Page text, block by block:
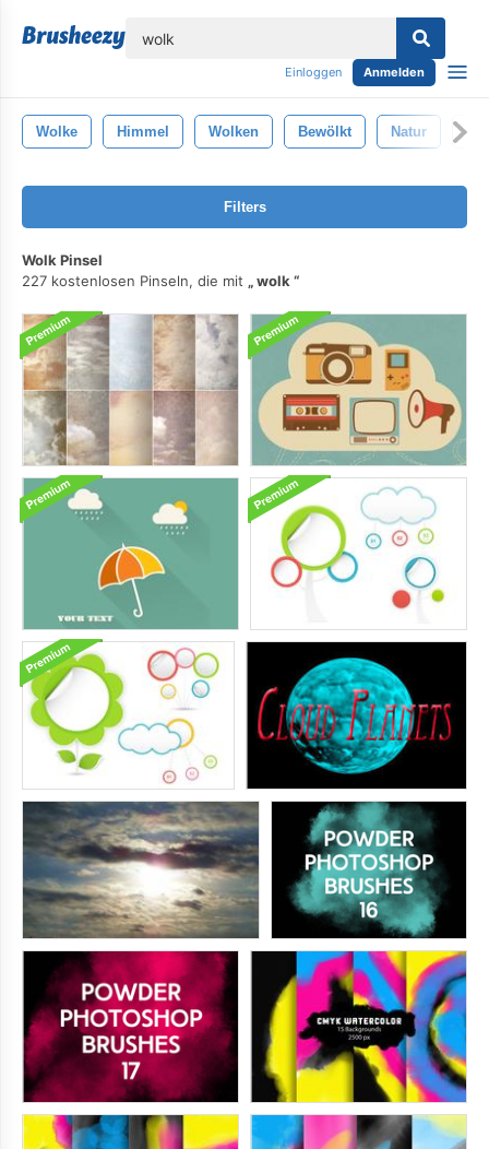
Einloggen Anmelden
Wolke Himmel Wolken Bewölkt Natur
Filters
Wolk Pinsel
227 kostenlosen Pinseln, die mit
wolk